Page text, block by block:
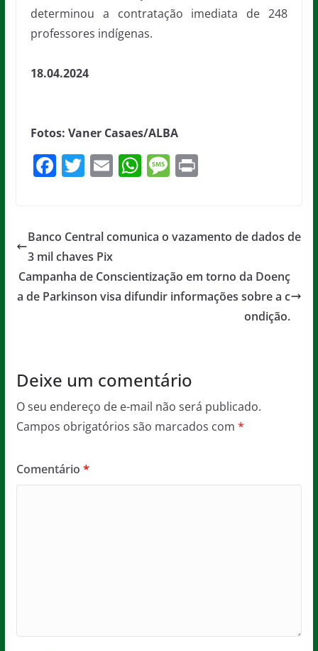
determinou a contratação imediata de 248
professores indígenas.
18.04.2024
Fotos: Vaner Casaes/ALBA
F
e
b
o
o
T
er
E
l
W
s
p
p
M
a
e
Pr
Banco Central comunica o vazamento de dados de
3 mil chaves Pix
Campanha de Conscientização em torno da Doenç
a de Parkinson visa difundir informações sobre a c
ondição.
Deixe um comentário
O seu endereço de e-mail não será publicado.
Campos obrigatórios são marcados com *
Comentário *